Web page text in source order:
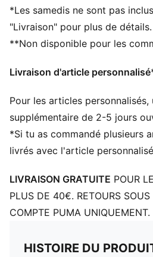
Coupe : régulière
Longueur : régulière
Col : col ras du cou
Manches courtes
*Les samedis ne sont pas
"Livraison" pour plus de détails.
**Non disponible pour les
Livraison d'article
Pour les articles
supplémentaire de 2-5 jours
*Si tu as commandé plusieurs
livrés avec l'article
LIVRAISON GRATUITE POUR
PLUS DE 40€. RETOURS
COMPTE PUMA UNIQUEMENT.
HISTOIRE DU